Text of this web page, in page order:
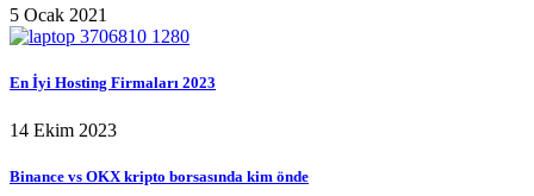
5 Ocak 2021
En İyi Hosting Firmaları 2023
14 Ekim 2023
Binance vs OKX kripto borsasında kim önde